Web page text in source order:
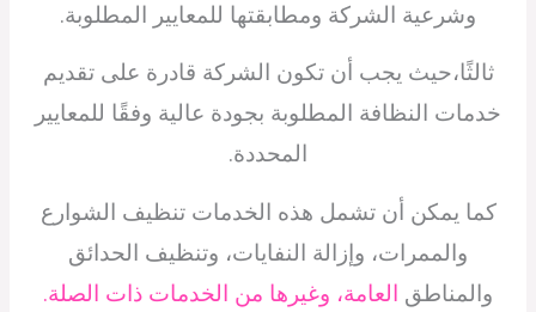
وشرعية الشركة ومطابقتها للمعايير المطلوبة.
ثالثًا،حيث يجب أن تكون الشركة قادرة على تقديم
خدمات النظافة المطلوبة بجودة عالية وفقًا للمعايير
المحددة.
كما يمكن أن تشمل هذه الخدمات تنظيف الشوارع
والممرات، وإزالة النفايات، وتنظيف الحدائق
والمناطق العامة، وغيرها من الخدمات ذات الصلة.